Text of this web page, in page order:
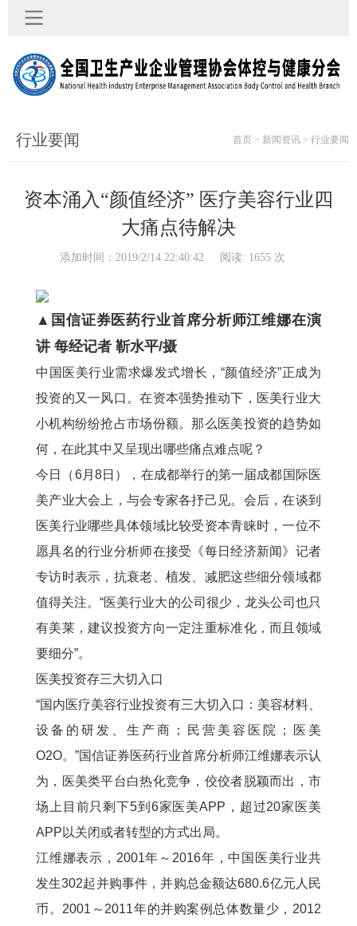
行业要闻 首页 > 新闻资讯 > 行业要闻
资本涌入“颜值经济” 医疗美容行业四
大痛点待解决
添加时间：2019/2/14 22:40:42 阅读: 1655 次
▲国信证券医药行业首席分析师江维娜在演
讲 每经记者 靳水平/摄
中国医美行业需求爆发式增长，“颜值经济”正成为
投资的又一风口。在资本强势推动下，医美行业大
小机构纷纷抢占市场份额。那么医美投资的趋势如
何，在此其中又呈现出哪些痛点难点呢？
今日（6月8日），在成都举行的第一届成都国际医
美产业大会上，与会专家各抒己见。会后，在谈到
医美行业哪些具体领域比较受资本青睐时，一位不
愿具名的行业分析师在接受《每日经济新闻》记者
专访时表示，抗衰老、植发、减肥这些细分领域都
值得关注。“医美行业大的公司很少，龙头公司也只
有美莱，建议投资方向一定注重标准化，而且领域
要细分”。
医美投资存三大切入口
“国内医疗美容行业投资有三大切入口：美容材料、
设备的研发、生产商；民营美容医院；医美
O2O。”国信证券医药行业首席分析师江维娜表示认
为，医美类平台白热化竞争，佼佼者脱颖而出，市
场上目前只剩下5到6家医美APP，超过20家医美
APP以关闭或者转型的方式出局。
江维娜表示，2001年～2016年，中国医美行业共
发生302起并购事件，并购总金额达680.6亿元人民
币。2001～2011年的并购案例总体数量少，2012